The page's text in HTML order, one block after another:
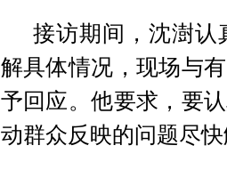
接访期间，沈澍认
解具体情况，现场与
予回应。他要求，要
动群众反映的问题尽